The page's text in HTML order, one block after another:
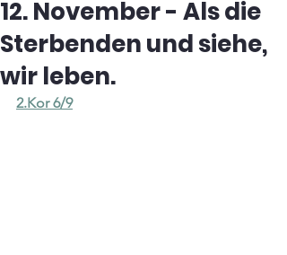
12. November - Als die
Sterbenden und siehe,
wir leben.
2.Kor 6/9